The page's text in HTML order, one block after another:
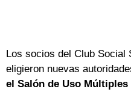
Los socios del Club Social
eligieron nuevas
el Salón de Uso Múltiples